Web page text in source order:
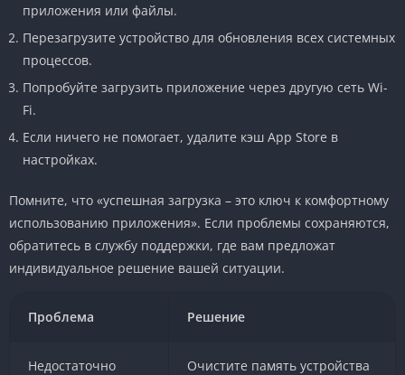
приложения или файлы.
Перезагрузите устройство для обновления всех системных
процессов.
Попробуйте загрузить приложение через другую сеть Wi-
Fi.
Если ничего не помогает, удалите кэш App Store в
настройках.
Помните, что «успешная загрузка – это ключ к комфортному
использованию приложения». Если проблемы сохраняются,
обратитесь в службу поддержки, где вам предложат
индивидуальное решение вашей ситуации.
Проблема Решение
Недостаточно
Очистите память устройства